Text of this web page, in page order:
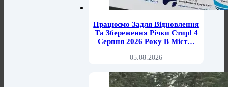
Працюємо Задля Відновлення
Та Збереження Річки Стир! 4
Серпня 2026 Року В Міст…
05.08.2026